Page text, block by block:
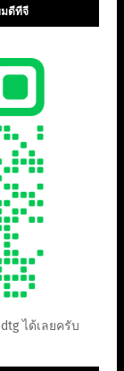
มดีทีจี
ได้เลยครับ